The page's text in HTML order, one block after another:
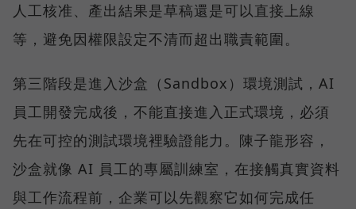
人工核准、產出結果是草稿還是可以直接上線
等，避免因權限設定不清而超出職責範圍。
第三階段是進入沙盒（Sandbox）環境測試，AI
員工開發完成後，不能直接進入正式環境，必須
先在可控的測試環境裡驗證能力。陳子龍形容，
沙盒就像 AI 員工的專屬訓練室，在接觸真實資料
與工作流程前，企業可以先觀察它如何完成任